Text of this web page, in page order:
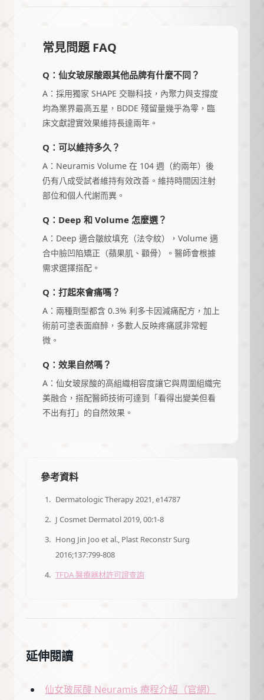
常見問題 FAQ
Q：仙女玻尿酸跟其他品牌有什麼不同？
A：採用獨家 SHAPE 交聯科技，內聚力與支撐度
均為業界最高五星，BDDE 殘留量幾乎為零，臨
床文獻證實效果維持長達兩年。
Q：可以維持多久？
A：Neuramis Volume 在 104 週（約兩年）後
仍有八成受試者維持有效改善。維持時間因注射
部位和個人代謝而異。
Q：Deep 和 Volume 怎麼選？
A：Deep 適合皺紋填充（法令紋），Volume 適
合中臉凹陷矯正（蘋果肌、顴骨）。醫師會根據
需求選擇搭配。
Q：打起來會痛嗎？
A：兩種劑型都含 0.3% 利多卡因減痛配方，加上
術前可塗表面麻醉，多數人反映疼痛感非常輕
微。
Q：效果自然嗎？
A：仙女玻尿酸的高組織相容度讓它與周圍組織完
美融合，搭配醫師技術可達到「看得出變美但看
不出有打」的自然效果。
參考資料
Dermatologic Therapy 2021, e14787
J Cosmet Dermatol 2019, 00:1-8
Hong Jin Joo et al., Plast Reconstr Surg
2016;137:799-808
TFDA 醫療器材許可證查詢
延伸閱讀
仙女玻尿酸 Neuramis 療程介紹（官網）